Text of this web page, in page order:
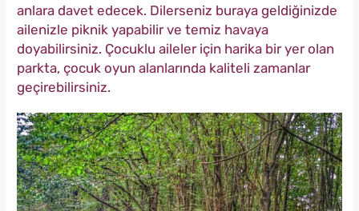
anlara davet edecek. Dilerseniz buraya geldiğinizde
ailenizle piknik yapabilir ve temiz havaya
doyabilirsiniz. Çocuklu aileler için harika bir yer olan
parkta, çocuk oyun alanlarında kaliteli zamanlar
geçirebilirsiniz.